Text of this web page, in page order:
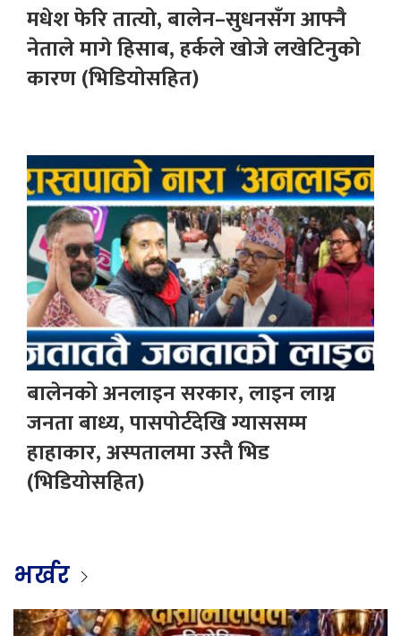
मधेश फेरि तात्यो, बालेन–सुधनसँग आफ्नै
नेताले मागे हिसाब, हर्कले खोजे लखेटिनुको
कारण (भिडियोसहित)
बालेनको अनलाइन सरकार, लाइन लाग्न
जनता बाध्य, पासपोर्टदेखि ग्याससम्म
हाहाकार, अस्पतालमा उस्तै भिड
(भिडियोसहित)
भर्खर